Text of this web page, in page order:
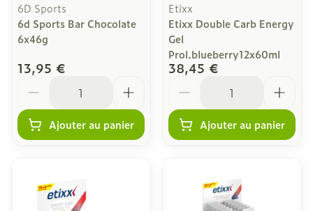
6D Sports
6d Sports Bar Chocolate
6x46g
13,95 €
Ajouter au panier
Etixx
Etixx Double Carb Energy
Gel
Prol.blueberry12x60ml
38,45 €
Ajouter au panier